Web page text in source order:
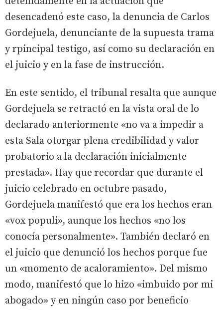
desencadenó este caso, la denuncia de Carlos
Gordejuela, denunciante de la supuesta trama
y rpincipal testigo, así como su declaración en
el juicio y en la fase de instrucción.
En este sentido, el tribunal resalta que aunque
Gordejuela se retractó en la vista oral de lo
declarado anteriormente «no va a impedir a
esta Sala otorgar plena credibilidad y valor
probatorio a la declaración inicialmente
prestada». Hay que recordar que durante el
juicio celebrado en octubre pasado,
Gordejuela manifestó que era los hechos eran
«vox populi», aunque los hechos «no los
conocía personalmente». También declaró en
el juicio que denunció los hechos porque fue
un «momento de acaloramiento». Del mismo
modo, manifestó que lo hizo «imbuido por mi
abogado» y en ningún caso por beneficio